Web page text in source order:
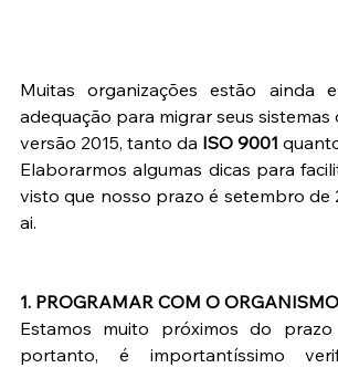
Muitas organizações estão ainda
adequação para migrar seus sistemas
versão 2015, tanto da ISO 9001
Elaborarmos algumas dicas para
visto que nosso prazo é setembro de
ai.
1. PROGRAMAR COM O
Estamos muito próximos do
portanto, é importantíssimo